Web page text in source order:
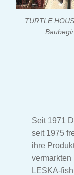
TURTLE
Seit 1971
seit 1975
ihre
LESKA-